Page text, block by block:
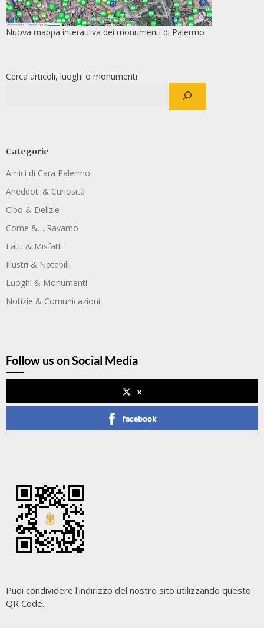
Nuova mappa interattiva dei monumenti di Palermo
Cerca articoli, luoghi o monumenti
Categorie
Amici di Cara Palermo
Aneddoti & Curiosità
Cibo & Delizie
Come &… Ravamo
Fatti & Misfatti
Illustri & Notabili
Luoghi & Monumenti
Notizie & Comunicazioni
Follow us on Social Media
x
facebook
Puoi condividere l'indirizzo del nostro sito utilizzando questo
QR Code.